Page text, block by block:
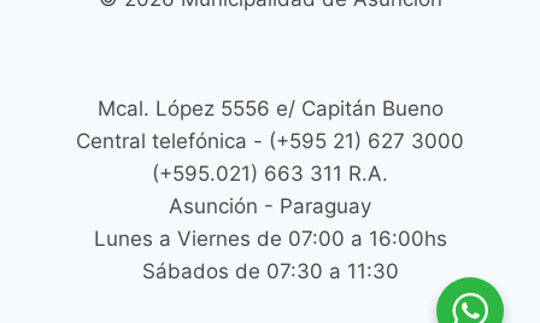
Mcal. López 5556 e/ Capitán Bueno
Central telefónica - (+595 21) 627 3000
(+595.021) 663 311 R.A.
Asunción - Paraguay
Lunes a Viernes de 07:00 a 16:00hs
Sábados de 07:30 a 11:30